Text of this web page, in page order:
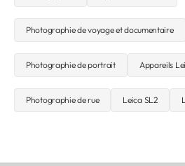
Photographie de voyage et documentaire
Photographie de portrait Appareils
Photographie de rue Leica SL2